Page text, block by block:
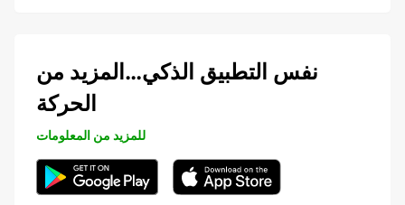
نفس التطبيق الذكي…المزيد من
الحركة
للمزيد من المعلومات